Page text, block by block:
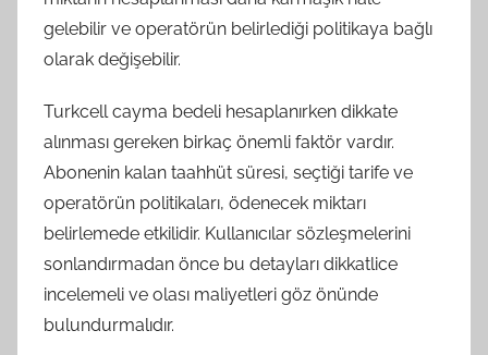
gelebilir ve operatörün belirlediği politikaya bağlı
olarak değişebilir.
Turkcell cayma bedeli hesaplanırken dikkate
alınması gereken birkaç önemli faktör vardır.
Abonenin kalan taahhüt süresi, seçtiği tarife ve
operatörün politikaları, ödenecek miktarı
belirlemede etkilidir. Kullanıcılar sözleşmelerini
sonlandırmadan önce bu detayları dikkatlice
incelemeli ve olası maliyetleri göz önünde
bulundurmalıdır.